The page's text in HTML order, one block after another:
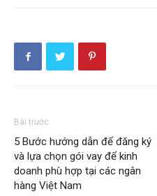
Bài trước
5 Bước hướng dẫn để đăng ký
và lựa chọn gói vay để kinh
doanh phù hợp tại các ngân
hàng Việt Nam